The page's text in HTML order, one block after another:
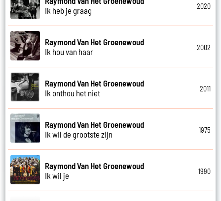
Ik heb je graag
2020
Raymond Van Het Groenewoud
Ik hou van haar
2002
Raymond Van Het Groenewoud
Ik onthou het niet
2011
Raymond Van Het Groenewoud
Ik wil de grootste zijn
1975
Raymond Van Het Groenewoud
Ik wil je
1990